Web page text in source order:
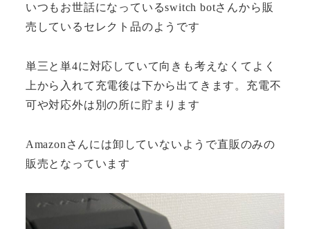
いつもお世話になっているswitch botさんから販
売しているセレクト品のようです
単三と単4に対応していて向きも考えなくてよく
上から入れて充電後は下から出てきます。充電不
可や対応外は別の所に貯まります
Amazonさんには卸していないようで直販のみの
販売となっています